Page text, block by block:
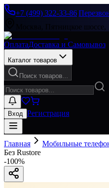
+7 (499) 322-33-86|
Москва, Пятницкое
ОплатаДоставка и Самовывоз
Каталог товаров
Поиск товаров...
Вход Регистрация
Главная Мобильные
Без Rustore
-100%